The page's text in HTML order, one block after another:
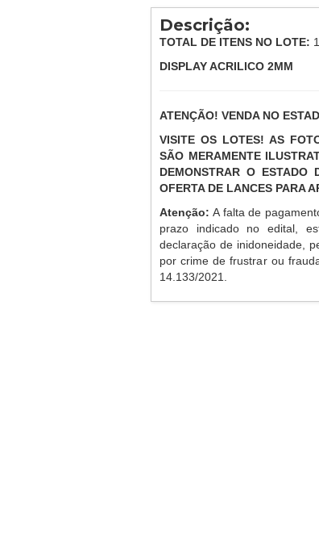
Descrição:
TOTAL DE ITENS NO LOTE:
DISPLAY ACRILICO 2MM
ATENÇÃO! VENDA NO
VISITE OS LOTES! AS
SÃO MERAMENTE
DEMONSTRAR O ESTADO
OFERTA DE LANCES PARA
Atenção:A falta de
prazo indicado no edital,
declaração de inidoneidade,
por crime de frustrar ou
14.133/2021.